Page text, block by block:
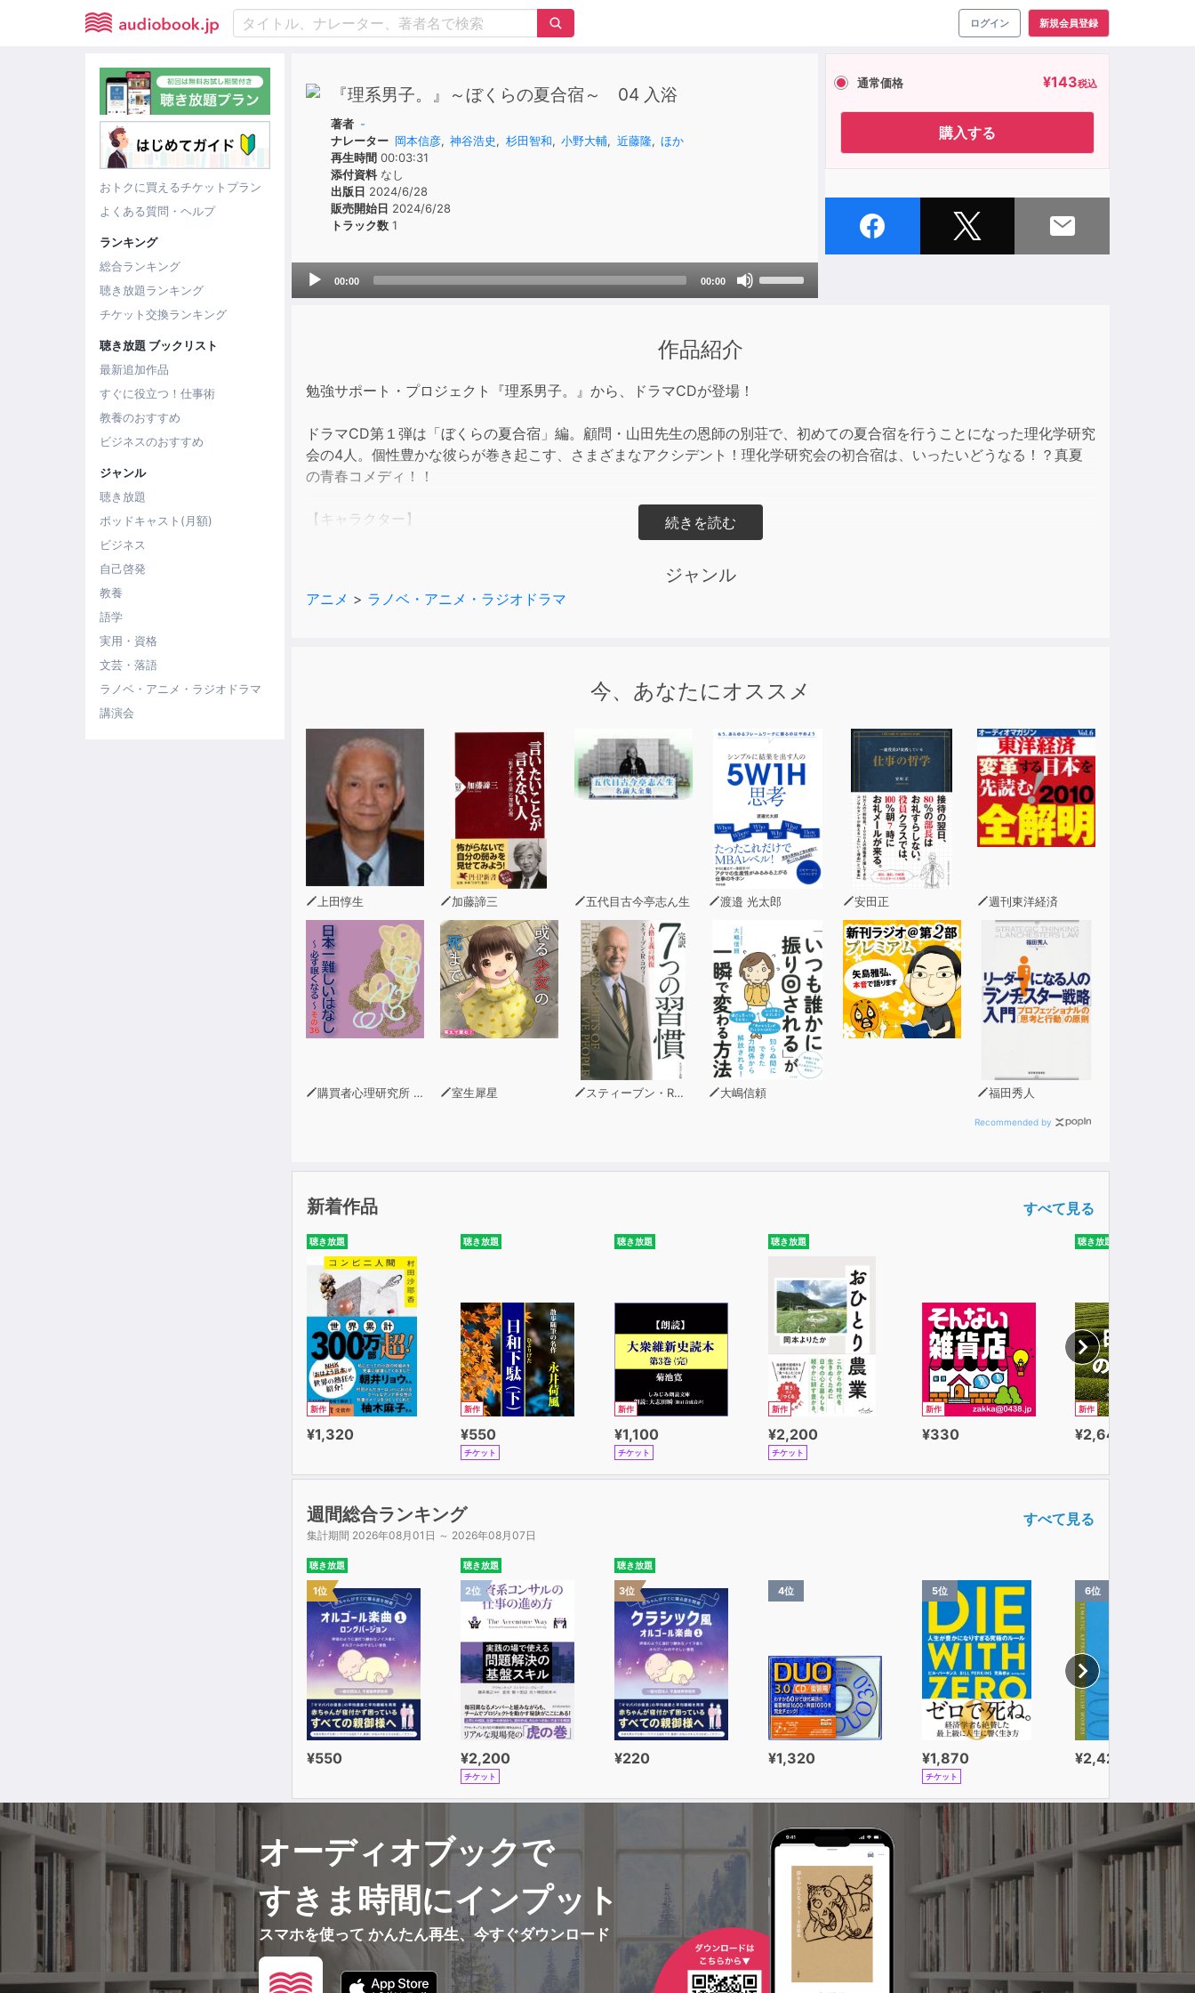
ログイン 新規会員登録
おトクに買えるチケットプラン
よくある質問・ヘルプ
ランキング
総合ランキング
聴き放題ランキング
チケット交換ランキング
聴き放題 ブックリスト
最新追加作品
すぐに役立つ！仕事術
教養のおすすめ
ビジネスのおすすめ
ジャンル
聴き放題
ポッドキャスト(月額)
ビジネス
自己啓発
教養
語学
実用・資格
文芸・落語
ラノベ・アニメ・ラジオドラマ
講演会
『理系男子。』～ぼくらの夏合宿～ 04 入浴
著者 -
ナレーター 岡本信彦, 神谷浩史, 杉田智和, 小野大輔, 近藤隆, ほか
再生時間 00:03:31
添付資料なし
出版日 2024/6/28
販売開始日 2024/6/28
トラック数 1
Audio
00:00 00:00
volume.
通常価格 ¥143税込
購入する
作品紹介
勉強サポート・プロジェクト『理系男子。』から、ドラマCDが登場！
ドラマCD第１弾は「ぼくらの夏合宿」編。顧問・山田先生の恩師の別荘で、初めての夏合宿を行うことになった理化学研究
会の4人。個性豊かな彼らが巻き起こす、さまざまなアクシデント！理化学研究会の初合宿は、いったいどうなる！？真夏
の青春コメディ！！
【キャラクター】
灰原元気：小野大輔
ジャンル
アニメ > ラノベ・アニメ・ラジオドラマ
今、あなたにオススメ
上田惇生 加藤諦三 五代目古今亭志ん生 渡邉 光太郎 安田正 週刊東洋経済
購買者心理研究所 株式会社モデンナ 顧問 青木幹和 室生犀星 スティーブン・R・コヴィー 大嶋信頼 福田秀人
Recommended by
新着作品 すべて見る
聴き放題
新作
¥1,320
聴き放題
新作
¥550
チケット
聴き放題
新作
¥1,100
チケット
聴き放題
新作
¥2,200
チケット
新作
¥330
聴き放題
新作
¥2,640
週間総合ランキング
集計期間 2026年08月01日 ～ 2026年08月07日
すべて見る
聴き放題
1位
¥550
聴き放題
2位
¥2,200
チケット
聴き放題
3位
¥220
4位
¥1,320
5位
¥1,870
チケット
6位
¥2,420
オーディオブックで
すきま時間にインプット
スマホを使って かんたん再生、今すぐダウンロード